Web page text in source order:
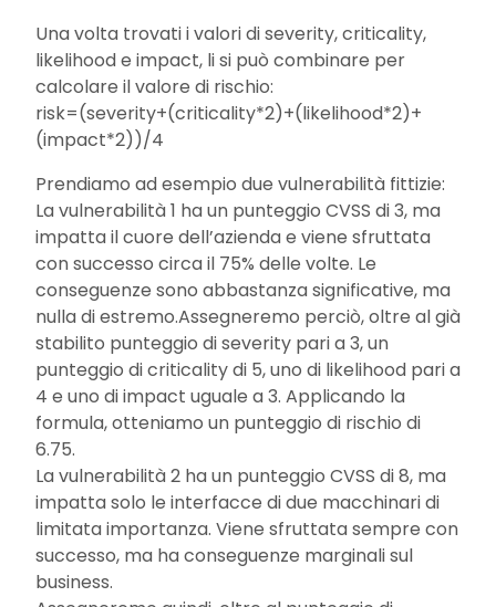
Una volta trovati i valori di severity, criticality,
likelihood e impact, li si può combinare per
calcolare il valore di rischio:
risk=(severity+(criticality*2)+(likelihood*2)+
(impact*2))/4
Prendiamo ad esempio due vulnerabilità fittizie:
La vulnerabilità 1 ha un punteggio CVSS di 3, ma
impatta il cuore dell’azienda e viene sfruttata
con successo circa il 75% delle volte. Le
conseguenze sono abbastanza significative, ma
nulla di estremo.Assegneremo perciò, oltre al già
stabilito punteggio di severity pari a 3, un
punteggio di criticality di 5, uno di likelihood pari a
4 e uno di impact uguale a 3. Applicando la
formula, otteniamo un punteggio di rischio di
6.75.
La vulnerabilità 2 ha un punteggio CVSS di 8, ma
impatta solo le interfacce di due macchinari di
limitata importanza. Viene sfruttata sempre con
successo, ma ha conseguenze marginali sul
business.